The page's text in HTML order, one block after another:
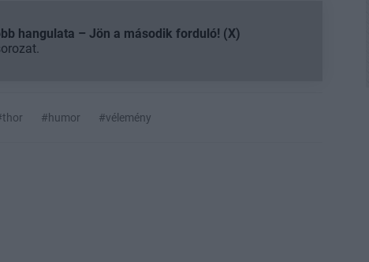
hangulata – Jön a második forduló! (X)
#humor #vélemény